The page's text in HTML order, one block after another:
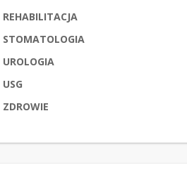
REHABILITACJA
STOMATOLOGIA
UROLOGIA
USG
ZDROWIE